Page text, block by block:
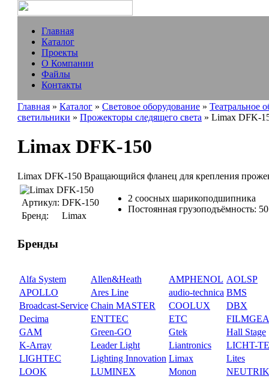
Главная
Каталог
Проекты
О Компании
Файлы
Контакты
Главная » Каталог » Световое оборудование » Театральное
светильники » Прожекторы следящего света » Limax DFK-
Limax DFK-150
Limax DFK-150 Вращающийся фланец для крепления
Артикул: DFK-150
Бренд:
Limax
2 соосных шарикоподшипника
Постоянная грузоподъёмность:
Бренды
Alfa System Allen&Heath AMPHENOL AOLSP
APOLLO
Ares Line audio-technica BMS
Broadcast-Service Chain MASTER COOLUX
DBX
Decima
ENTTEC ETC
GAM
Green-GO Gtek
Hall Stage
K-Array
Leader Light Liantronics
LICHT-
LIGHTEC
Lighting Innovation Limax
Lites
LOOK
LUMINEX Monon
NEUTRIK